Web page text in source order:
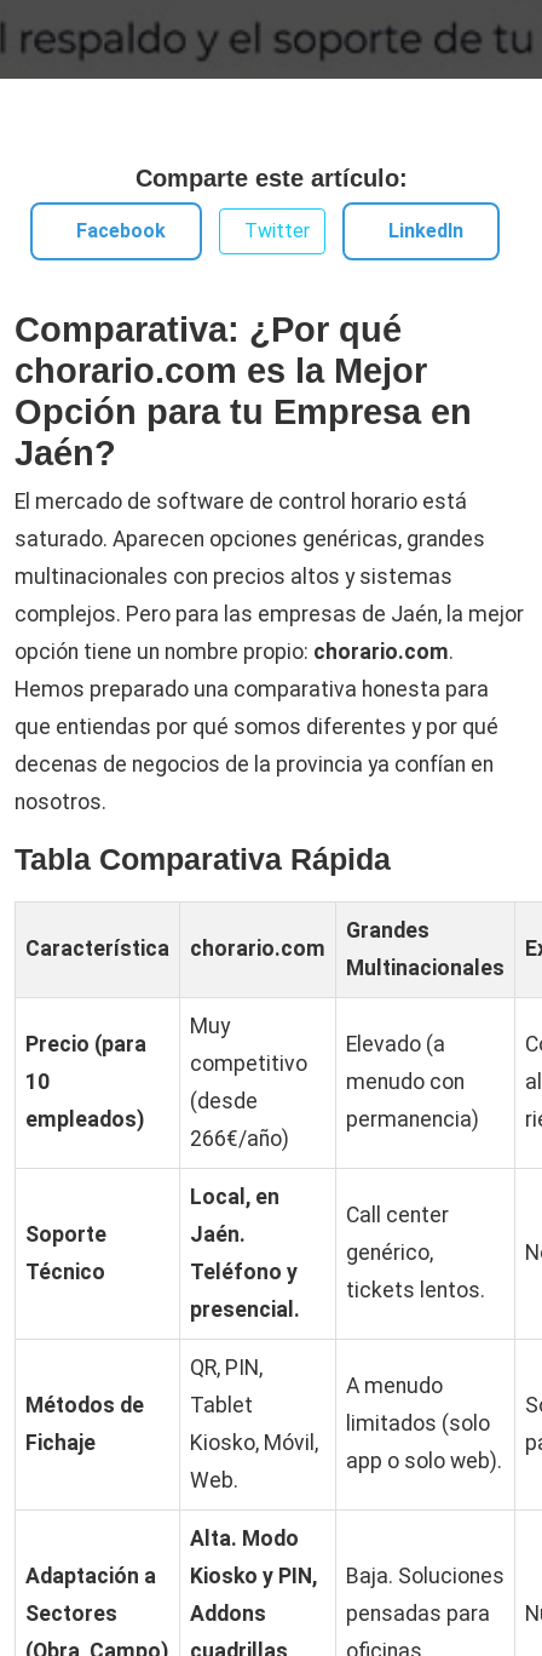
Comparte este artículo:
Facebook Twitter LinkedIn
Comparativa: ¿Por qué
chorario.com es la Mejor
Opción para tu Empresa en
Jaén?
El mercado de software de control horario está
saturado. Aparecen opciones genéricas, grandes
multinacionales con precios altos y sistemas
complejos. Pero para las empresas de Jaén, la mejor
opción tiene un nombre propio: chorario.com.
Hemos preparado una comparativa honesta para
que entiendas por qué somos diferentes y por qué
decenas de negocios de la provincia ya confían en
nosotros.
Tabla Comparativa Rápida
Característica chorario.com
Grandes
Multinacionales
Precio (para
10
empleados)
Muy
competitivo
(desde
266€/año)
Elevado (a
menudo con
permanencia)
Soporte
Técnico
Local, en
Jaén.
Teléfono y
presencial.
Call center
genérico,
tickets lentos.
Métodos de
Fichaje
QR, PIN,
Tablet
Kiosko, Móvil,
Web.
A menudo
limitados (solo
app o solo web).
Adaptación a
Sectores
(Obra, Campo)
Alta. Modo
Kiosko y PIN,
Addons
cuadrillas
Baja. Soluciones
pensadas para
oficinas.